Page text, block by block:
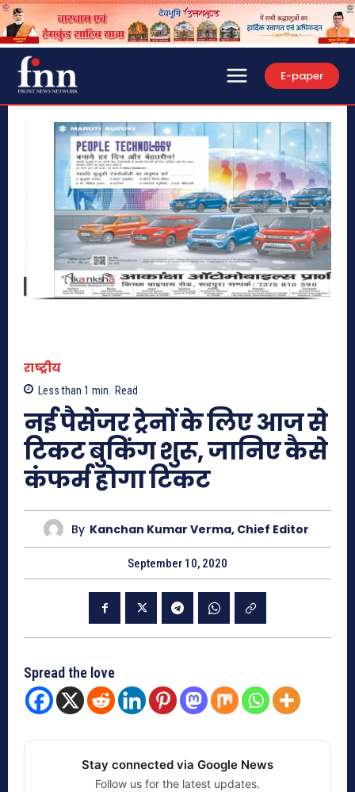
E-paper
राष्ट्रीय
Less than 1 min. Read
नई पैसेंजर ट्रेनों के लिए आज से
टिकट बुकिंग शुरू, जानिए कैसे
कंफर्म होगा टिकट
By Kanchan Kumar Verma, Chief Editor
September 10, 2020
Spread the love
Stay connected via Google News
Follow us for the latest updates.